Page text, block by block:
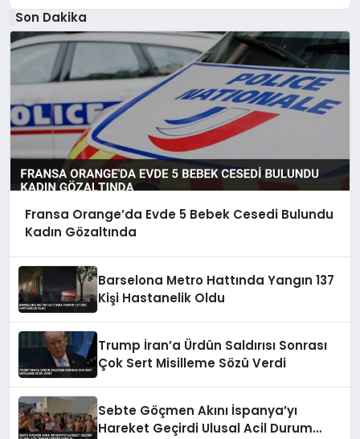
Son Dakika
Fransa Orange’da Evde 5 Bebek Cesedi Bulundu
Kadın Gözaltında
Barselona Metro Hattında Yangın 137
Kişi Hastanelik Oldu
Trump İran’a Ürdün Saldırısı Sonrası
Çok Sert Misilleme Sözü Verdi
Sebte Göçmen Akını İspanya’yı
Hareket Geçirdi Ulusal Acil Durum